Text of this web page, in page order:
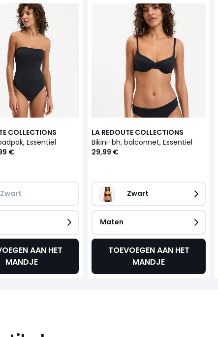
COLLECTIONS
Essentiel
€
Zwart
AAN HET
MANDJE
LA REDOUTE COLLECTIONS
Bikini-bh, balconnet, Essentiel
29,99 €
Zwart
Maten
TOEVOEGEN AAN HET
MANDJE